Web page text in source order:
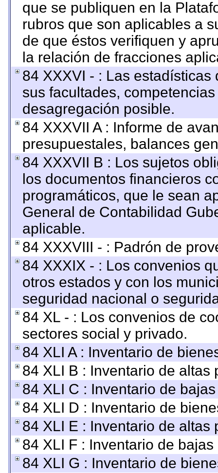
que se publiquen en la
rubros que son aplicables a
de que éstos verifiquen y
la relación de fracciones
84 XXXVI - : Las
sus facultades,
desagregación posible.
84 XXXVII A : Informe de
presupuestales, balances
84 XXXVII B : Los sujetos
los documentos financieros
programáticos, que le sean
General de Contabilidad
aplicable.
84 XXXVIII - : Padrón de
84 XXXIX - : Los convenios
otros estados y con los
seguridad nacional o
84 XL - : Los convenios de
sectores social y privado.
84 XLI A : Inventario de
84 XLI B : Inventario de
84 XLI C : Inventario de
84 XLI D : Inventario de
84 XLI E : Inventario de
84 XLI F : Inventario de
84 XLI G : Inventario de